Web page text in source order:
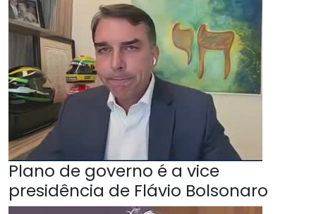
Plano de governo é a vice
presidência de Flávio Bolsonaro